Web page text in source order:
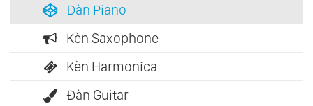
Đàn Piano
Kèn Saxophone
Kèn Harmonica
Đàn Guitar